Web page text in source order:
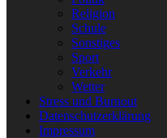
Religion
Schule
Sonstiges
Sport
Verkehr
Wetter
Stress und Burnout
Datenschutzerklärung
Impressum